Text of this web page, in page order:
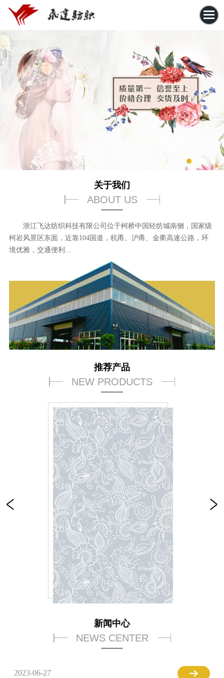
关于我们
ABOUT US
浙江飞达纺织科技有限公司位于柯桥中国轻纺城南侧，国家级
柯岩风景区东面，近靠104国道，杭甬、沪甬、金衢高速公路，环
境优雅，交通便利...
推荐产品
NEW PRODUCTS
新闻中心
NEWS CENTER
2023-06-27